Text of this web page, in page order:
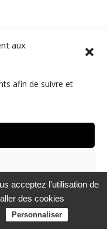
aux
afin de suivre et
acceptez l'utilisation de
des cookies
Personnaliser